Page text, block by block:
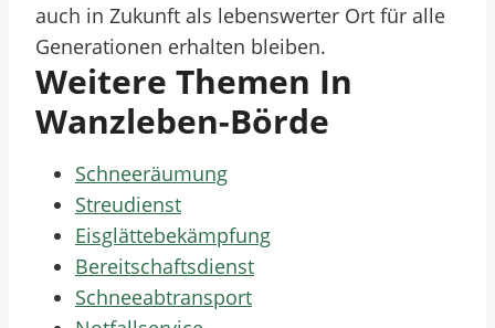
auch in Zukunft als lebenswerter Ort für alle
Generationen erhalten bleiben.
Weitere Themen In
Wanzleben-Börde
Schneeräumung
Streudienst
Eisglättebekämpfung
Bereitschaftsdienst
Schneeabtransport